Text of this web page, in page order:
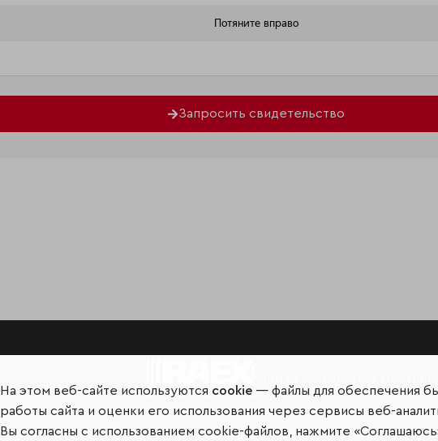
Запросить свидетельство
На этом веб-сайте используются cookie — файлы для обеспечения
работы сайта и оценки его использования через сервисы веб-
Вы согласны с использованием cookie-файлов, нажмите